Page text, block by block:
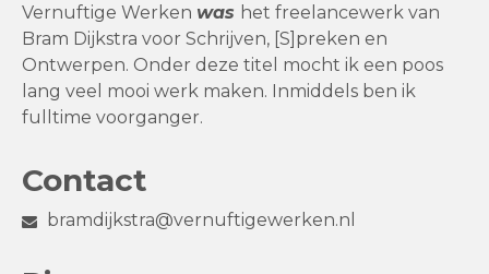
Vernuftige Werken was het freelancewerk van
Bram Dijkstra voor Schrijven, [S]preken en
Ontwerpen. Onder deze titel mocht ik een poos
lang veel mooi werk maken. Inmiddels ben ik
fulltime voorganger.
Contact
bramdijkstra@vernuftigewerken.nl